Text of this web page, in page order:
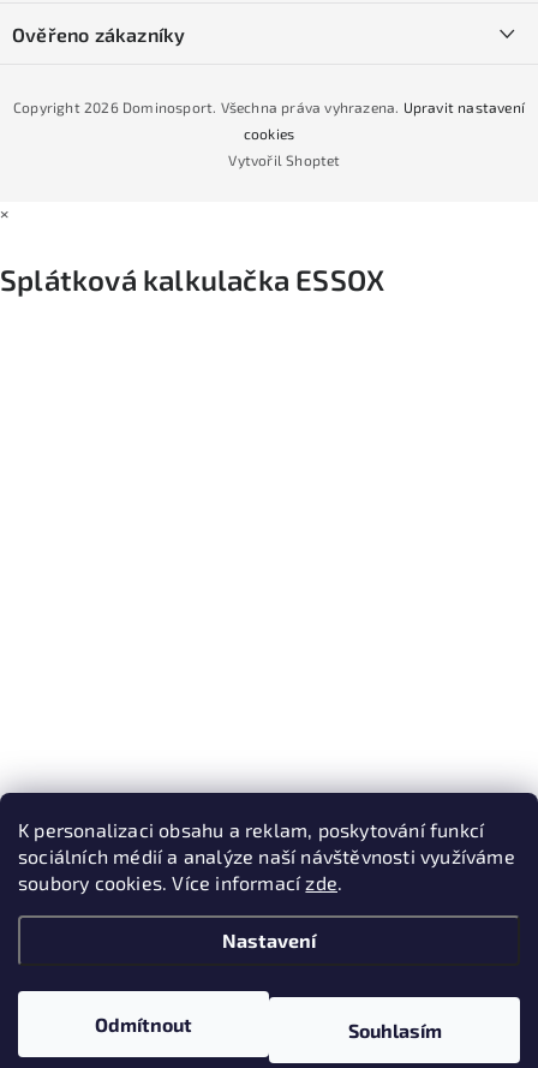
K personalizaci obsahu a reklam, poskytování funkcí
sociálních médií a analýze naší návštěvnosti využíváme
soubory cookies. Více informacízde.
Nastavení
Odmítnout Souhlasím
Podmínky GDPR
Podmínky nákupu na splátky ESSOX
Naše prodejna
Ověřeno zákazníky
Vytvořil Shoptet
Copyright 2026 Dominosport. Všechna práva vyhrazena. Upravit nastavení
cookies
×
Splátková kalkulačka ESSOX